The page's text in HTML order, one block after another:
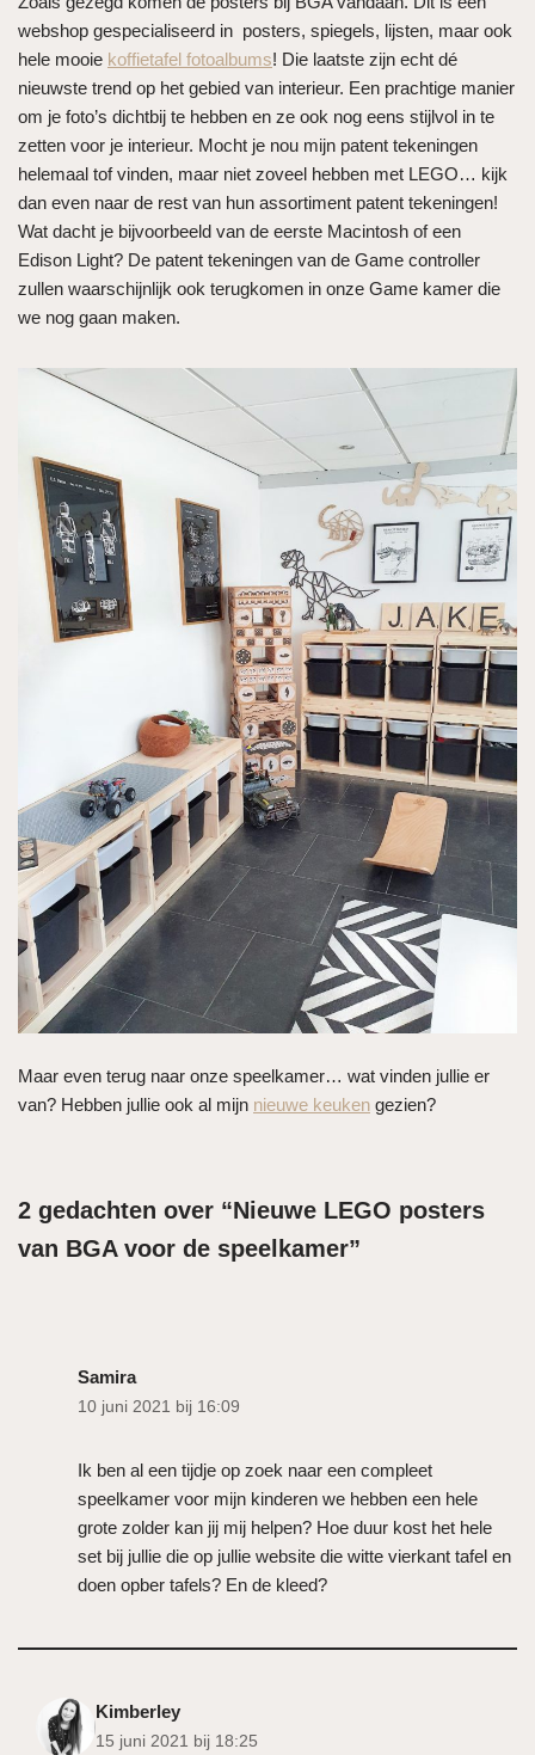
webshop gespecialiseerd in posters, spiegels, lijsten, maar ook
hele mooie koffietafel fotoalbums! Die laatste zijn echt dé
nieuwste trend op het gebied van interieur. Een prachtige manier
om je foto’s dichtbij te hebben en ze ook nog eens stijlvol in te
zetten voor je interieur. Mocht je nou mijn patent tekeningen
helemaal tof vinden, maar niet zoveel hebben met LEGO… kijk
dan even naar de rest van hun assortiment patent tekeningen!
Wat dacht je bijvoorbeeld van de eerste Macintosh of een
Edison Light? De patent tekeningen van de Game controller
zullen waarschijnlijk ook terugkomen in onze Game kamer die
we nog gaan maken.
Maar even terug naar onze speelkamer… wat vinden jullie er
van? Hebben jullie ook al mijn nieuwe keuken gezien?
2 gedachten over “Nieuwe LEGO posters
van BGA voor de speelkamer”
Samira
10 juni 2021 bij 16:09
Ik ben al een tijdje op zoek naar een compleet
speelkamer voor mijn kinderen we hebben een hele
grote zolder kan jij mij helpen? Hoe duur kost het hele
set bij jullie die op jullie website die witte vierkant tafel en
doen opber tafels? En de kleed?
Kimberley
15 juni 2021 bij 18:25